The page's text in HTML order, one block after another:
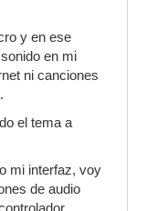
y en ese
en mi
ni canciones
el tema a
mi interfaz, voy
de audio